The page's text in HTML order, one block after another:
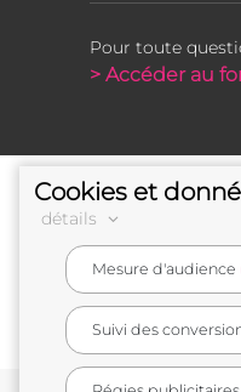
Pour toute
> Accéder au
e-
Cookies et
détails
Mesure d'audience
Suivi des